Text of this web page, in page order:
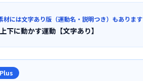
材には文字あり版（運動名・説明つき）もあります
下に動かす運動【文字あり】